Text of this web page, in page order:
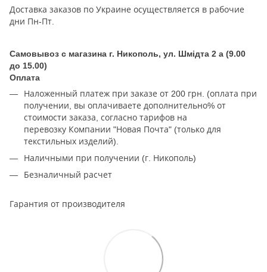
Доставка заказов по Украине осуществляется в рабочие
дни Пн-Пт.
Самовывоз с магазина г. Никополь, ул. Шмідта 2 а (9.00
до 15.00)
Оплата
Наложенный платеж при заказе от 200 грн. (оплата при
получении, вы оплачиваете дополнительно% от
стоимости заказа, согласно тарифов на
перевозку Компании "Новая Почта" (только для
текстильных изделий).
Наличными при получении (г. Никополь)
Безналичный расчет
Гарантия от производителя